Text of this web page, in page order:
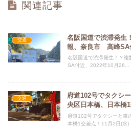
関連記事
交通
名阪国道で渋滞発生
報、奈良市 高峰SA
名阪国道で渋滞発生！？
SA付近、2022年10月26...
交通
府道102号でタクシ
央区日本橋、日本橋
府道102号でタクシーと車
本橋1交差点！11月2日(水)